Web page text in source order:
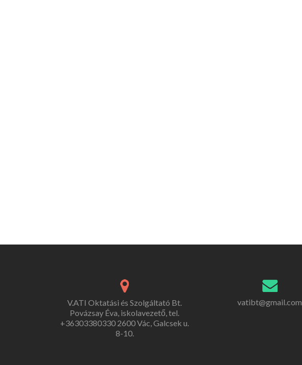
V.ATI Oktatási és Szolgáltató Bt.
Povázsay Éva, iskolavezető, tel.
+36303380330 2600 Vác, Galcsek u.
8-10.
vatibt@gmail.com